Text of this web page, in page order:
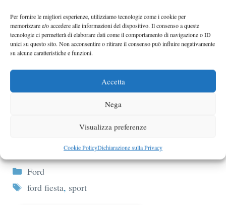
Per fornire le migliori esperienze, utilizziamo tecnologie come i cookie per
memorizzare e/o accedere alle informazioni del dispositivo. Il consenso a queste
tecnologie ci permetterà di elaborare dati come il comportamento di navigazione o ID
unici su questo sito. Non acconsentire o ritirare il consenso può influire negativamente
su alcune caratteristiche e funzioni.
Accetta
Nega
Visualizza preferenze
Cookie PolicyDichiarazione sulla Privacy
che mezzi da lavoro!
Ford Fiesta EcoBoost 2011 foto spia
Categorie
Ford
Tag
ford fiesta, sport